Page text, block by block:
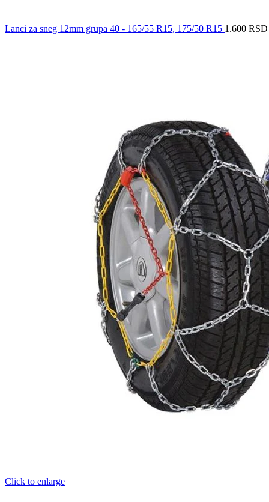
Lanci za sneg 12mm grupa 40 - 165/55 R15, 175/50 R15 1.600 RSD
Click to enlarge